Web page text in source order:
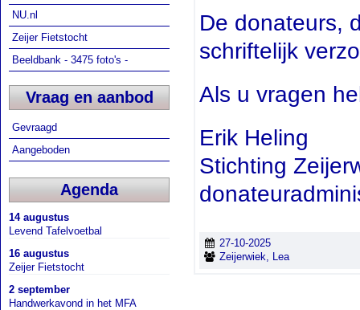
NU.nl
Zeijer Fietstocht
Beeldbank - 3475 foto's -
Vraag en aanbod
Gevraagd
Aangeboden
Agenda
14 augustus
Levend Tafelvoetbal
16 augustus
Zeijer Fietstocht
2 september
Handwerkavond in het MFA
De donateurs,
schriftelijk
Als u vragen
Erik Heling
Stichting
27-10-2025
Zeijerwiek, Lea